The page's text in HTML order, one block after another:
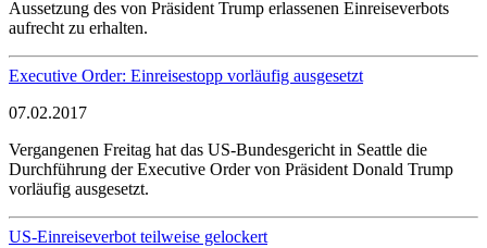
Aussetzung des von Präsident Trump erlassenen Einreiseverbots
aufrecht zu erhalten.
Executive Order: Einreisestopp vorläufig ausgesetzt
07.02.2017
Vergangenen Freitag hat das US-Bundesgericht in Seattle die
Durchführung der Executive Order von Präsident Donald Trump
vorläufig ausgesetzt.
US-Einreiseverbot teilweise gelockert